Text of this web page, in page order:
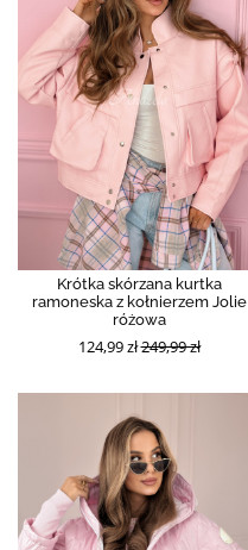
Krótka skórzana kurtka
ramoneska z kołnierzem Jolie
różowa
124,99 zł249,99 zł